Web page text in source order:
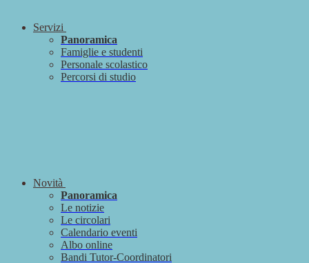
Servizi
Panoramica
Famiglie e studenti
Personale scolastico
Percorsi di studio
Novità
Panoramica
Le notizie
Le circolari
Calendario eventi
Albo online
Bandi Tutor-Coordinatori